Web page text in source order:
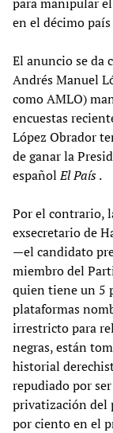
en el décimo
El anuncio se da
Andrés Manuel
como AMLO)
encuestas
López Obrador
de ganar la
españolEl País.
Por el contrario,
exsecretario de
—el candidato
miembro del
quien tiene un 5
plataformas
irrestricto para
negras, están
historial
repudiado por
privatización del
por ciento en el